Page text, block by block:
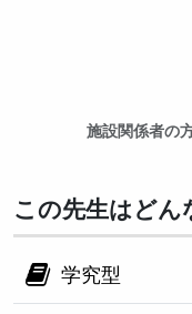
施設関係者の
この先生はどん
学究型